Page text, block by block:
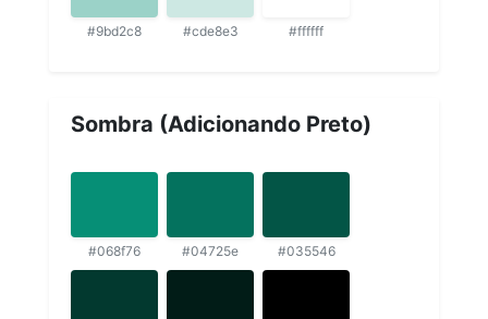
#9bd2c8 #cde8e3 #ffffff
Sombra (Adicionando Preto)
#068f76 #04725e #035546